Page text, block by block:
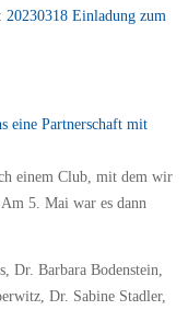
20230318 Einladung zum
eine Partnerschaft mit
einem Club, mit dem wir
5. Mai war es dann
Dr. Barbara Bodenstein,
Dr. Sabine Stadler,